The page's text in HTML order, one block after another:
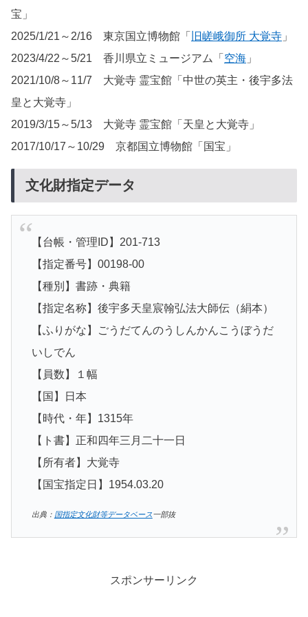
宝」
2025/1/21～2/16 東京国立博物館「
旧嵯峨御所 大覚寺 」
2023/4/22～5/21 香川県立ミュージアム「 空海 」
2021/10/8～11/7 大覚寺 霊宝館「中世の英主・後宇多法
皇と大覚寺」
2019/3/15～5/13 大覚寺 霊宝館「天皇と大覚寺」
2017/10/17～10/29 京都国立博物館「国宝」
文化財指定データ
【台帳・管理ID】201-713
【指定番号】00198-00
【種別】書跡・典籍
【指定名称】後宇多天皇宸翰弘法大師伝（絹本）
【ふりがな】ごうだてんのうしんかんこうぼうだ
いしでん
【員数】１幅
【国】日本
【時代・年】1315年
【ト書】正和四年三月二十一日
【所有者】大覚寺
【国宝指定日】1954.03.20
出典： 国指定文化財等データベース一部抜
スポンサーリンク